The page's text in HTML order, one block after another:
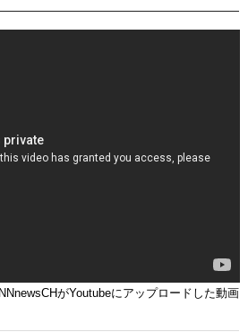
がYoutubeにアップロードした動画